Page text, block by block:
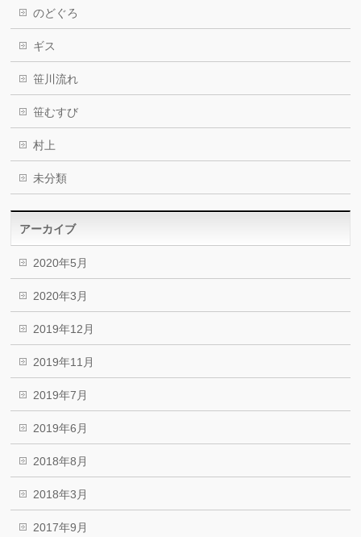
のどぐろ
ギス
笹川流れ
笹むすび
村上
未分類
アーカイブ
2020年5月
2020年3月
2019年12月
2019年11月
2019年7月
2019年6月
2018年8月
2018年3月
2017年9月